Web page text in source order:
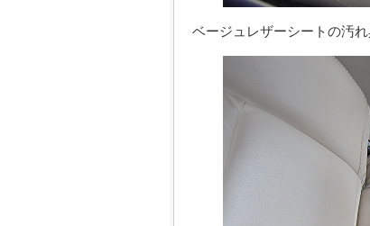
ベージュレザーシートの汚